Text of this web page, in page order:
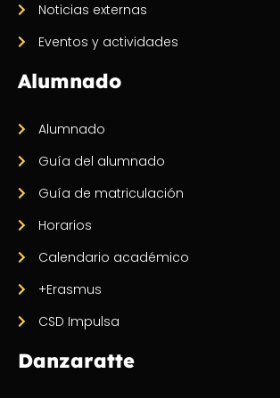
Noticias externas
Eventos y actividades
Alumnado
Alumnado
Guía del alumnado
Guía de matriculación
Horarios
Calendario académico
+Erasmus
CSD Impulsa
Danzaratte